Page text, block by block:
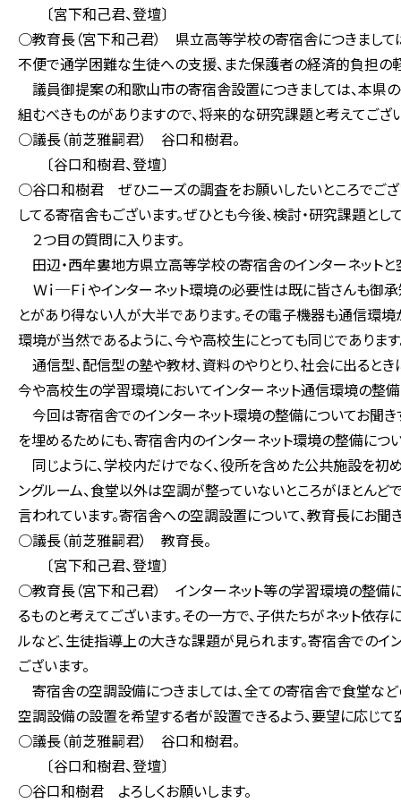
〔宮下和己君、登壇〕
○教育長（宮下和己君） 県立高等学校の寄宿舎につきまして
不便で通学困難な生徒への支援、また保護者の経済的負担の
議員御提案の和歌山市の寄宿舎設置につきましては、本県
組むべきものがありますので、将来的な研究課題と考えてござ
○議長（前芝雅嗣君） 谷口和樹君。
〔谷口和樹君、登壇〕
○谷口和樹君 ぜひニーズの調査をお願いしたいところでござ
してる寄宿舎もございます。ぜひとも今後、検討・研究課題とし
２つ目の質問に入ります。
田辺・西牟婁地方県立高等学校の寄宿舎のインターネットと
Ｗｉ─Ｆｉやインターネット環境の必要性は既に皆さんも御
とがあり得ない人が大半であります。その電子機器も通信環
環境が当然であるように、今や高校生にとっても同じであります
通信型、配信型の塾や教材、資料のやりとり、社会に出ると
今や高校生の学習環境においてインターネット通信環境の整備
今回は寄宿舎でのインターネット環境の整備についてお聞
を埋めるためにも、寄宿舎内のインターネット環境の整備につ
同じように、学校内だけでなく、役所を含めた公共施設を初
ングルーム、食堂以外は空調が整っていないところがほとん
言われています。寄宿舎への空調設置について、教育長にお聞
○議長（前芝雅嗣君） 教育長。
〔宮下和己君、登壇〕
○教育長（宮下和己君） インターネット等の学習環境の整備
るものと考えてございます。その一方で、子供たちがネット依
ルなど、生徒指導上の大きな課題が見られます。寄宿舎での
ございます。
寄宿舎の空調設備につきましては、全ての寄宿舎で食堂など
空調設備の設置を希望する者が設置できるよう、要望に応じ
○議長（前芝雅嗣君） 谷口和樹君。
〔谷口和樹君、登壇〕
○谷口和樹君 よろしくお願いします。